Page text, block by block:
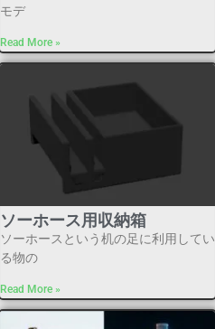
モデ
Read More »
ソーホース用収納箱
ソーホースという机の足に利用してい
る物の
Read More »